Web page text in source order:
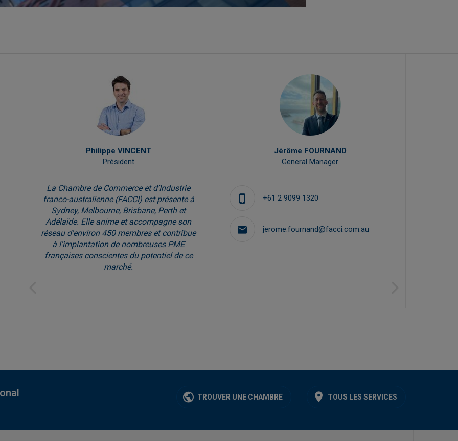
Philippe VINCENT
Président
La Chambre de Commerce et d’Industrie
franco-australienne (FACCI) est présente à
Sydney, Melbourne, Brisbane, Perth et
Adélaïde. Elle anime et accompagne son
réseau d'environ 450 membres et contribue
à l'implantation de nombreuses PME
françaises conscientes du potentiel de ce
marché.
Jérôme FOURNAND
General Manager
+61 2 9099 1320
jerome.fournand@facci.com.au
TOUS LES SERVICES
TROUVER UNE CHAMBRE